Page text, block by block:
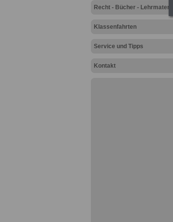
Recht - Bücher - Lehrmaterial
Klassenfahrten
Service und Tipps
Kontakt